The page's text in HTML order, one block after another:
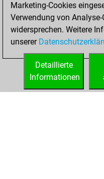
1, 2021
your
Marketing-Cookies
Verwendung von
widersprechen. Weitere
unserer
Detaillierte
Informationen